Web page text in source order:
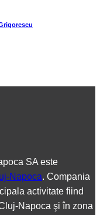
SA este
Napoca. Compania
activitate fiind
Napoca şi în zona